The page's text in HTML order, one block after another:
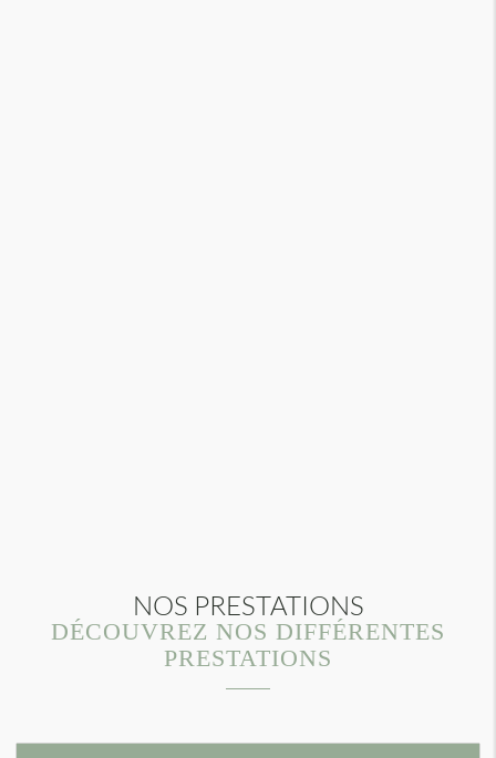
NOS PRESTATIONS
DÉCOUVREZ NOS DIFFÉRENTES
PRESTATIONS